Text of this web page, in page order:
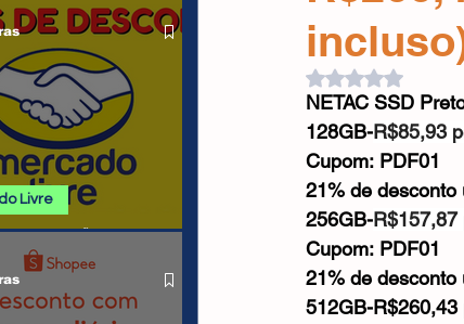
PROMOÇÕES
LIVRE
Livre
Cabos USB
Avaliado com
NETAC SSD
128GB-R$85,93
Cupom: PDF01
21% de desconto
256GB-R$157,87
Cupom: PDF01
21% de desconto
512GB-R$260,43